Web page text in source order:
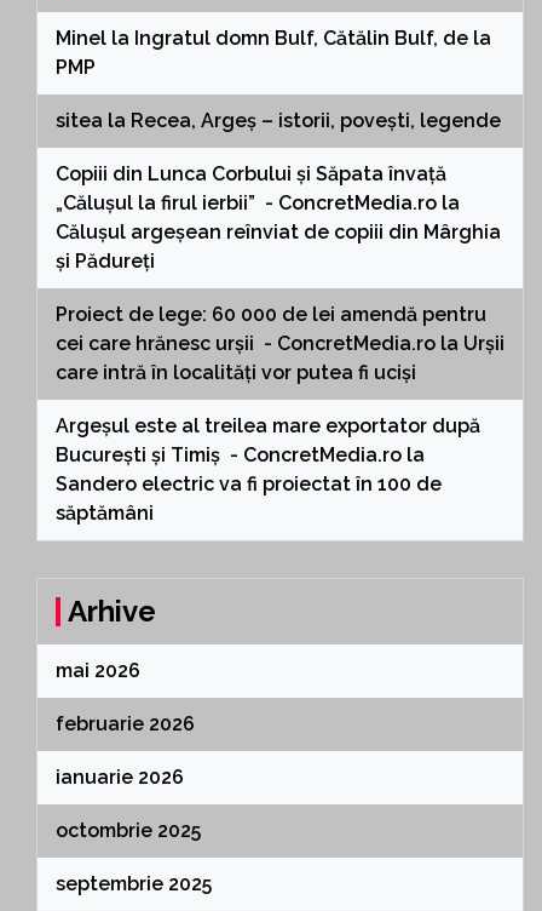
Minel la Ingratul domn Bulf, Cătălin Bulf, de la
PMP
sitea la Recea, Argeș – istorii, povești, legende
Copiii din Lunca Corbului și Săpata învață
„Călușul la firul ierbii” - ConcretMedia.ro la
Călușul argeșean reînviat de copiii din Mârghia
și Pădureți
Proiect de lege: 60 000 de lei amendă pentru
cei care hrănesc urșii - ConcretMedia.ro la Urșii
care intră în localități vor putea fi uciși
Argeșul este al treilea mare exportator după
București și Timiș - ConcretMedia.ro la
Sandero electric va fi proiectat în 100 de
săptămâni
Arhive
mai 2026
februarie 2026
ianuarie 2026
octombrie 2025
septembrie 2025